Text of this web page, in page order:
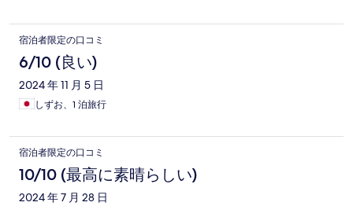
宿泊者限定の口コミ
6/10 (良い)
2024 年 11 月 5 日
しずお、1 泊旅行
宿泊者限定の口コミ
10/10 (最高に素晴らしい)
2024 年 7 月 28 日